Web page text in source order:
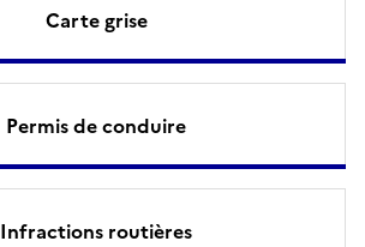
Carte grise
Permis de conduire
Infractions routières